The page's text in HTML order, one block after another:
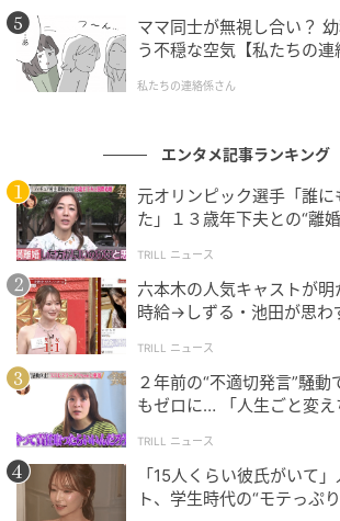
Girl or Lady Season2
＃6 「好き」じゃなくても結婚できる？
［番組URL］ https://abema.tv/
1849_s2_p6
(C)AbemaTV, Inc.
次の記事
#1 夫の「元不倫相手」から
届きました。
の記事をもっとみる
ママ同士が無視し合い？
う不穏な空気【私たちの連
私たちの連絡係さん
エンタメ記事ランキング
元オリンピック選手「誰に
た」１３歳年下夫との“離
TRILL ニュース
六本木の人気キャストが明
時給→しずる・池田が思わ
TRILL ニュース
２年前の“不適切発言”騒
もゼロに… 「人生ごと変え
TRILL ニュース
「15人くらい彼氏がいて
ト、学生時代の“モテっぷ